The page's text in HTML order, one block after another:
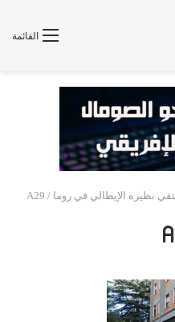
القائمة
نظيره الإيطالي في روما /
A29